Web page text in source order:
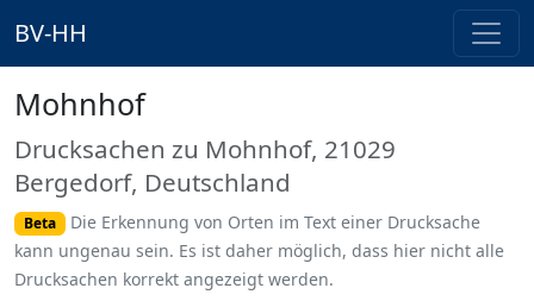
BV-HH
Mohnhof
Drucksachen zu Mohnhof, 21029
Bergedorf, Deutschland
Beta
Die Erkennung von Orten im Text einer Drucksache
kann ungenau sein. Es ist daher möglich, dass hier nicht alle
Drucksachen korrekt angezeigt werden.